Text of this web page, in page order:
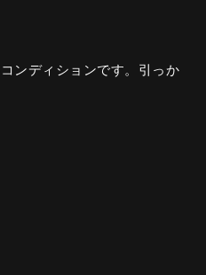
ンディションです。引っか